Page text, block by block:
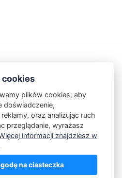
Prywatności
by Publii
cookies
plików cookies, aby
doświadczenie,
oraz analizując ruch
przeglądanie, wyrażasz
informacji znajdziesz w
na ciasteczka